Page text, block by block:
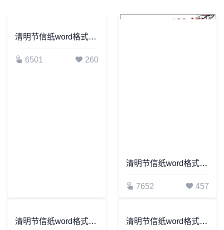
清明节信纸word格式信纸背景word模板电子信纸WPS(13)
6501 260
清明节信纸word格式信纸背景word模板电子信纸WPS(14)
7652 457
清明节信纸word格式信纸背景word模板电子信纸WPS(6) 清明节信纸word格式信纸背景word模板电子信纸WPS(10)